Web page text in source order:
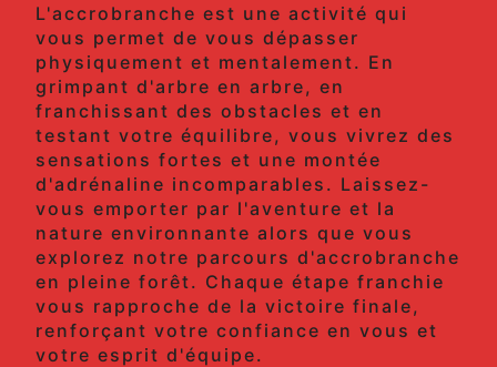
L'accrobranche est une activité qui
vous permet de vous dépasser
physiquement et mentalement. En
grimpant d'arbre en arbre, en
franchissant des obstacles et en
testant votre équilibre, vous vivrez des
sensations fortes et une montée
d'adrénaline incomparables. Laissez-
vous emporter par l'aventure et la
nature environnante alors que vous
explorez notre parcours d'accrobranche
en pleine forêt. Chaque étape franchie
vous rapproche de la victoire finale,
renforçant votre confiance en vous et
votre esprit d'équipe.